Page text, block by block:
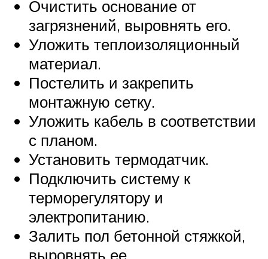
Очистить основание от
загрязнений, выровнять его.
Уложить теплоизоляционный
материал.
Постелить и закрепить
монтажную сетку.
Уложить кабель в соответствии
с планом.
Установить термодатчик.
Подключить систему к
терморегулятору и
электропитанию.
Залить пол бетонной стяжкой,
выровнять ее.